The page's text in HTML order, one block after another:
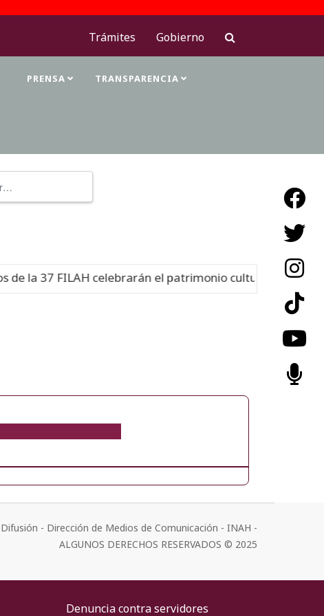
Trámites
Gobierno
PRENSA TRANSPARENCIA
celebrarán el patrimonio cultural Nuevo 06-08-26
- Dirección de Medios de Comunicación - INAH -
ALGUNOS DERECHOS RESERVADOS © 2025
Denuncia contra servidores